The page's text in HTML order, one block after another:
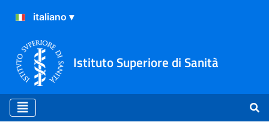
Istituto Superiore di Sanità